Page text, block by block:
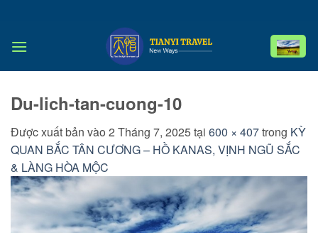
nội
Du-lich-tan-cuong-10
Được xuất bản vào 2 Tháng 7, 2025tại 600 × 407trong KỲ
QUAN BẮC TÂN CƯƠNG – HỒ KANAS, VỊNH NGŨ SẮC
& LÀNG HÒA MỘC